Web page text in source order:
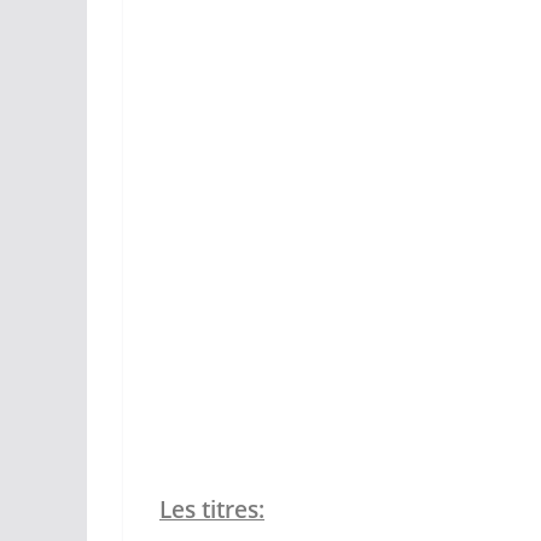
Les titres: